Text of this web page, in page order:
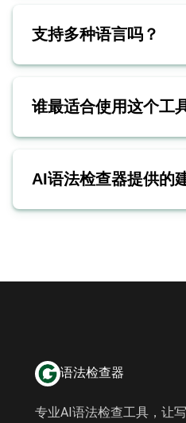
支持多种语言吗？
谁最适合使用这个工
AI语法检查器提供的
语法检查器
专业AI语法检查工具，让